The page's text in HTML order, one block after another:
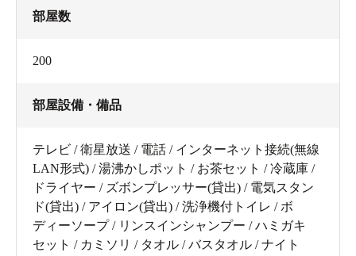
部屋数
200
部屋設備・備品
テレビ / 衛星放送 / 電話 / インターネット接続(無線
LAN形式) / 湯沸かしポット / お茶セット / 冷蔵庫 /
ドライヤー / ズボンプレッサー(貸出) / 電気スタン
ド(貸出) / アイロン(貸出) / 洗浄機付トイレ / ボ
ディーソープ / リンスインシャンプー / ハミガキ
セット / カミソリ / タオル / バスタオル / ナイト